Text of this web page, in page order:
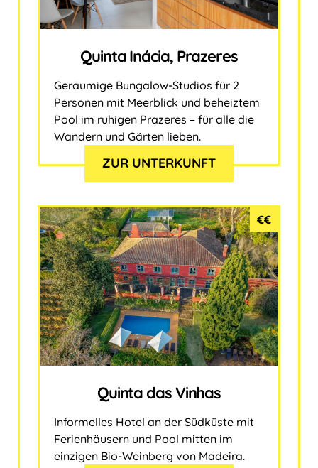
Quinta Inácia, Prazeres
Geräumige Bungalow-Studios für 2
Personen mit Meerblick und beheiztem
Pool im ruhigen Prazeres – für alle die
Wandern und Gärten lieben.
ZUR UNTERKUNFT
€€
Quinta das Vinhas
Informelles Hotel an der Südküste mit
Ferienhäusern und Pool mitten im
einzigen Bio-Weinberg von Madeira.